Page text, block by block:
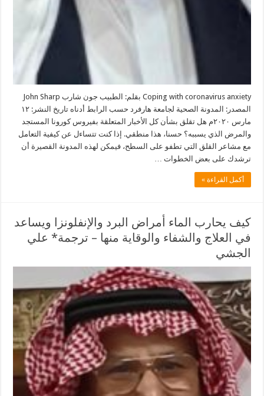
Coping with coronavirus anxiety بقلم: الطبيب جون شارب John Sharp
المصدر: المدونة الصحية لجامعة هارفرد حسب الرابط أدناه تاريخ النشر: ١٢
مارس ٢٠٢٠م هل تقلق بشأن كل الأخبار المتعلقة بفيروس كورونا المستجد
والمرض الذي يسببه؟ حسنا، هذا منطقي. إذا كنت تتساءل عن كيفية التعامل
مع مشاعر القلق التي تطفو على السطح، فيمكن لهذه المدونة القصيرة أن
ترشدك على بعض الخطوات …
أكمل القراءة »
كيف يحارب الماء أمراض البرد والإنفلونزا ويساعد
في العلاج والشفاء والوقاية منها – ترجمة* علي
الجشي